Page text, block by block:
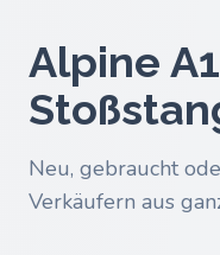
Alpine
Neu, gebraucht
Verkäufern aus